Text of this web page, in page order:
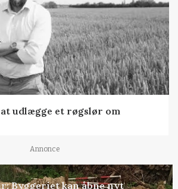
udlægge et røgslør om
Annonce
Byggeriet kan åbne nyt